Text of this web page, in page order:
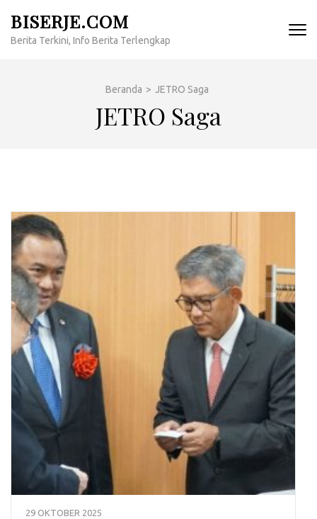
konten
BISERJE.COM
Berita Terkini, Info Berita Terlengkap
Beranda > JETRO Saga
JETRO Saga
29 OKTOBER 2025